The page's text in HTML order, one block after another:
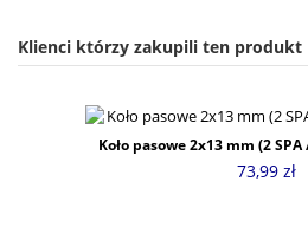
Klienci którzy zakupili ten produkt
Koło pasowe 2x13 mm (2
73,99 zł